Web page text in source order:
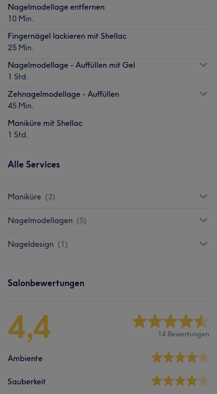
Nagelmodellage entfernen
10 Min.
Fingernägel lackieren mit Shellac
25 Min.
Nagelmodellage - Auffüllen mit Gel
1 Std.
Zehnagelmodellage - Auffüllen
45 Min.
Maniküre mit Shellac
1 Std.
Alle Services
Maniküre (3)
Nagelmodellagen (5)
Nageldesign (1)
Salonbewertungen
4,4 14 Bewertungen
Ambiente
Sauberkeit